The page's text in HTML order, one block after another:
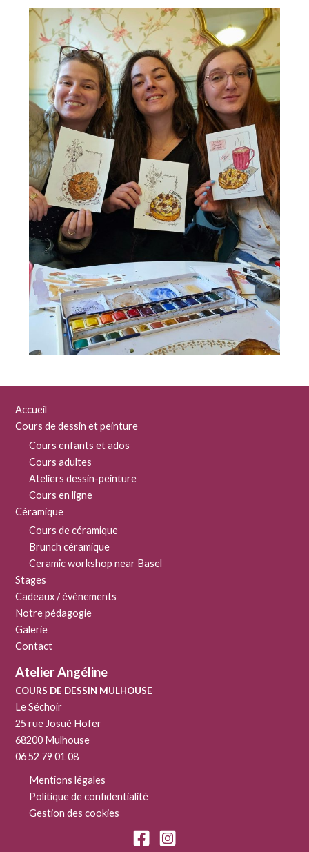
Accueil
Cours de dessin et peinture
Cours enfants et ados
Cours adultes
Ateliers dessin-peinture
Cours en ligne
Céramique
Cours de céramique
Brunch céramique
Ceramic workshop near Basel
Stages
Cadeaux / évènements
Notre pédagogie
Galerie
Contact
Atelier Angéline
COURS DE DESSIN MULHOUSE
Le Séchoir
25 rue Josué Hofer
68200 Mulhouse
06 52 79 01 08
Mentions légales
Politique de confidentialité
Gestion des cookies